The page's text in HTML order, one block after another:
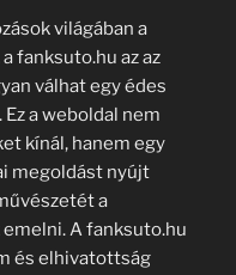
világában a
fanksuto.hu az az
válhat egy édes
a weboldal nem
kínál, hanem egy
megoldást nyújt
a
A fanksuto.hu
és elhivatottság